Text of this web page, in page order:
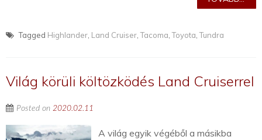
Tagged Highlander Land Cruiser ,Tacoma ,Toyota ,Tundra
Világ körüli költözködés Land Cruiserrel
Posted on 2020.02.11
A világ egyik végéből a másikba